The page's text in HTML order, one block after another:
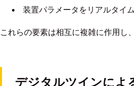
装置パラメータをリアルタイ
これらの要素は相互に複雑に作用し
デジタルツインによ